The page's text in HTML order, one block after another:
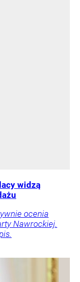
widzą
ocenia
Nawrockiej.